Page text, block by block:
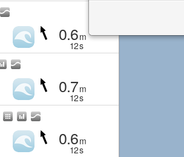
0.6m
12s
0.7m
12s
0.6m
12s